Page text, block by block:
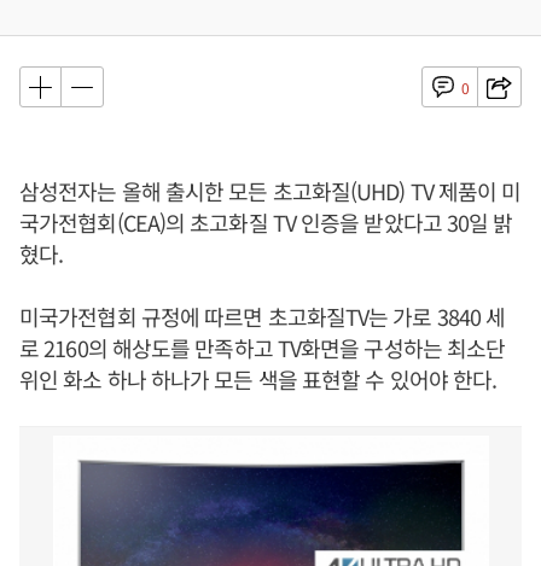
0
삼성전자는 올해 출시한 모든 초고화질(UHD) TV 제품이 미
국가전협회(CEA)의 초고화질 TV 인증을 받았다고 30일 밝
혔다.
미국가전협회 규정에 따르면 초고화질TV는 가로 3840 세
로 2160의 해상도를 만족하고 TV화면을 구성하는 최소단
위인 화소 하나 하나가 모든 색을 표현할 수 있어야 한다.